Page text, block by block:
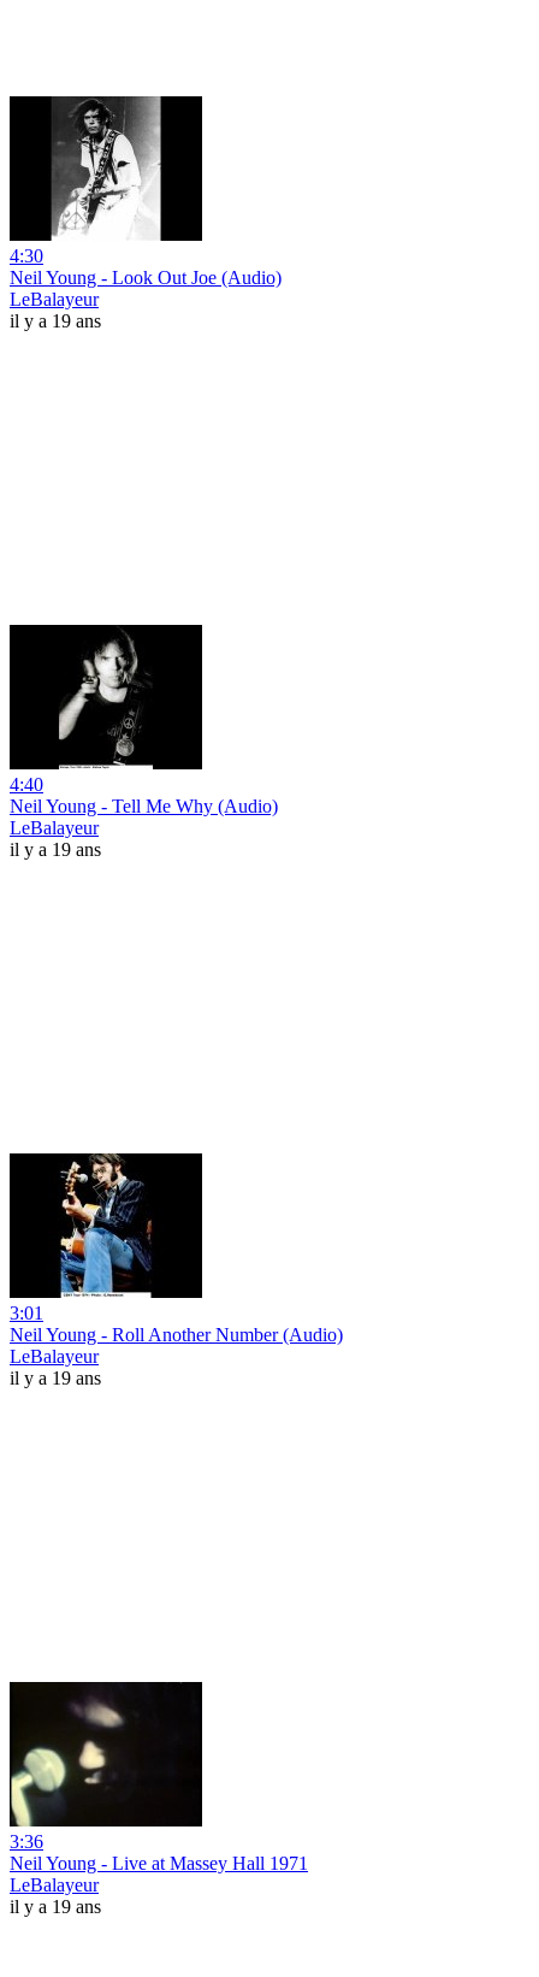
4:30
Neil Young - Look Out Joe (Audio)
LeBalayeur
il y a 19 ans
4:40
Neil Young - Tell Me Why (Audio)
LeBalayeur
il y a 19 ans
3:01
Neil Young - Roll Another Number (Audio)
LeBalayeur
il y a 19 ans
3:36
Neil Young - Live at Massey Hall 1971
LeBalayeur
il y a 19 ans